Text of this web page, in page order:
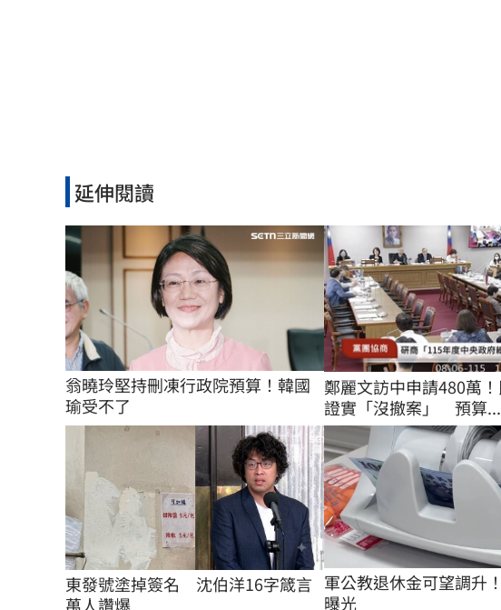
延伸閱讀
翁曉玲堅持刪凍行政院預算！韓國
瑜受不了
鄭麗文訪中申請480萬
證實「沒撤案」 預算...
東發號塗掉簽名　沈伯洋16字箴言
萬人讚爆
軍公教退休金可望調升
曝光